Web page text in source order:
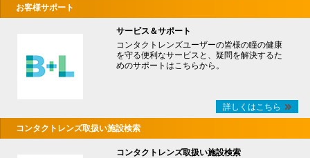
お客様サポート
サービス＆サポート
コンタクトレンズユーザーの皆様の瞳の健康
を守る便利なサービスと、疑問を解決するた
めのサポートはこちらから。
詳しくはこちら
コンタクトレンズ取扱い施設検索
コンタクトレンズ取扱い施設検索